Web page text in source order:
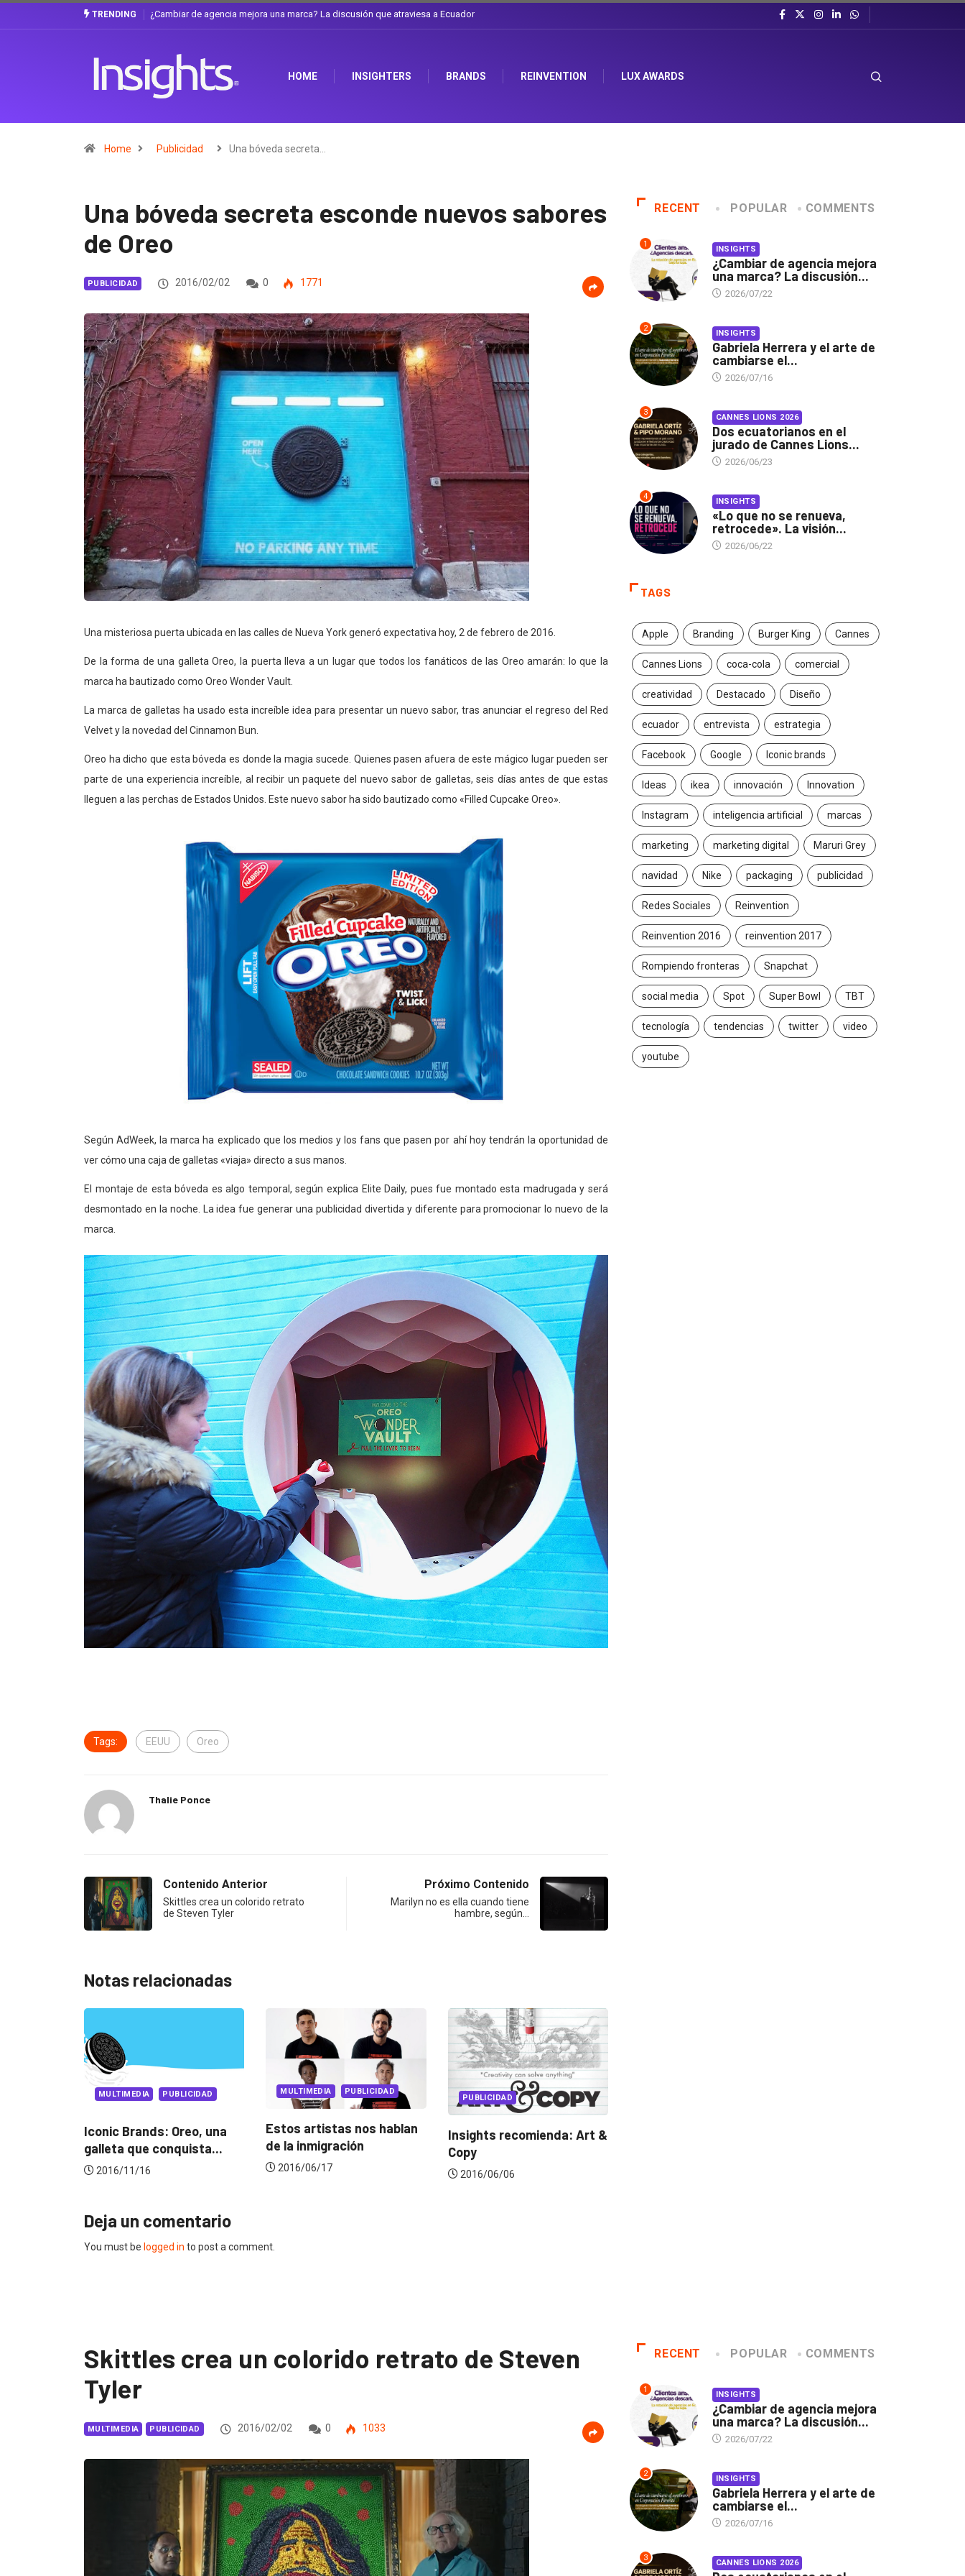
TRENDING Gabriela Herrera y el arte de cambiarse el sombrero en Corporación Favorita
HOME INSIGHTERS BRANDS REINVENTION LUX AWARDS
Home Publicidad Una bóveda secreta…
Una bóveda secreta esconde nuevos sabores
de Oreo
PUBLICIDAD 2016/02/02 0 1771
Una misteriosa puerta ubicada en las calles de Nueva York generó expectativa hoy, 2 de febrero de 2016.
De la forma de una galleta Oreo, la puerta lleva a un lugar que todos los fanáticos de las Oreo amarán: lo que la
marca ha bautizado como Oreo Wonder Vault.
La marca de galletas ha usado esta increíble idea para presentar un nuevo sabor, tras anunciar el regreso del Red
Velvet y la novedad del Cinnamon Bun.
Oreo ha dicho que esta bóveda es donde la magia sucede. Quienes pasen afuera de este mágico lugar pueden ser
parte de una experiencia increíble, al recibir un paquete del nuevo sabor de galletas, seis días antes de que estas
lleguen a las perchas de Estados Unidos. Este nuevo sabor ha sido bautizado como «Filled Cupcake Oreo».
Según AdWeek, la marca ha explicado que los medios y los fans que pasen por ahí hoy tendrán la oportunidad de
ver cómo una caja de galletas «viaja» directo a sus manos.
El montaje de esta bóveda es algo temporal, según explica Elite Daily, pues fue montado esta madrugada y será
desmontado en la noche. La idea fue generar una publicidad divertida y diferente para promocionar lo nuevo de la
marca.
Tags: EEUU Oreo
Thalie Ponce
Contenido Anterior
Skittles crea un colorido retrato
de Steven Tyler
Próximo Contenido
Marilyn no es ella cuando tiene
hambre, según…
Notas relacionadas
MULTIMEDIA PUBLICIDAD
Estos artistas nos hablan
de la inmigración
2016/06/17
PUBLICIDAD
Insights recomienda: Art &
Copy
2016/06/06
MULTIMEDIA PUBLICIDAD
Iconic Brands: Oreo, una
galleta que conquista...
2016/11/16
Deja un comentario
You must be logged in to post a comment.
RECENT POPULAR COMMENTS
1 INSIGHTS
¿Cambiar de agencia mejora
una marca? La discusión...
2026/07/22
2 INSIGHTS
Gabriela Herrera y el arte de
cambiarse el...
2026/07/16
3 CANNES LIONS 2026
Dos ecuatorianos en el
jurado de Cannes Lions...
2026/06/23
4 INSIGHTS
«Lo que no se renueva,
retrocede». La visión...
2026/06/22
TAGS
Apple Branding Burger King Cannes
Cannes Lions coca-cola comercial
creatividad Destacado Diseño
ecuador entrevista estrategia
Facebook Google Iconic brands
Ideas ikea innovación Innovation
Instagram inteligencia artificial marcas
marketing marketing digital Maruri Grey
navidad Nike packaging publicidad
Redes Sociales Reinvention
Reinvention 2016 reinvention 2017
Rompiendo fronteras Snapchat
social media Spot Super Bowl TBT
tecnología tendencias twitter video
youtube
Skittles crea un colorido retrato de Steven
Tyler
MULTIMEDIA PUBLICIDAD 2016/02/02 0 1033
RECENT POPULAR COMMENTS
1 INSIGHTS
¿Cambiar de agencia mejora
una marca? La discusión...
2026/07/22
2 INSIGHTS
Gabriela Herrera y el arte de
cambiarse el...
2026/07/16
3 CANNES LIONS 2026